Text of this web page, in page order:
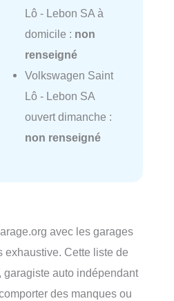
Lô - Lebon SA à
domicile : non
renseigné
Volkswagen Saint
Lô - Lebon SA
ouvert dimanche :
non renseigné
avec les garages
exhaustive. Cette liste de
auto indépendant
des manques ou